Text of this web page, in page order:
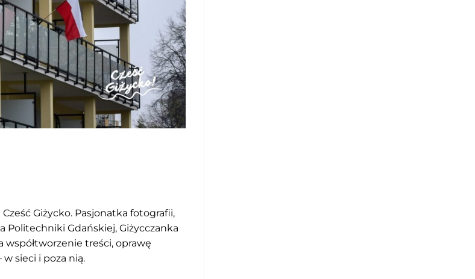
Giżycko. Pasjonatka fotografii,
Politechniki Gdańskiej, Giżycczanka
współtworzenie treści, oprawę
w sieci i poza nią.